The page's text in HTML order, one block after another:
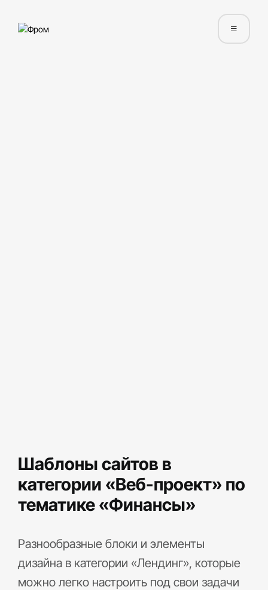
Шаблоны сайтов в
категории «Веб-проект» по
тематике «Финансы»
Разнообразные блоки и элементы
дизайна в категории «Лендинг», которые
можно легко настроить под свои задачи